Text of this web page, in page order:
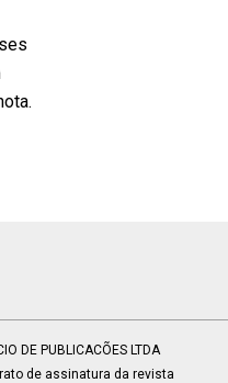
DE PUBLICACÕES LTDA
de assinatura da revista